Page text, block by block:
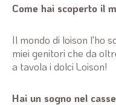
Come hai scoperto il
Il mondo di loison l'ho
miei genitori che da
a tavola i dolci Loison!
Hai un sogno nel